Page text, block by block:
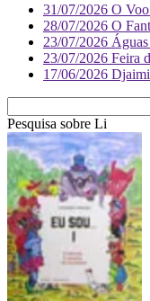
31/07/2026 O
28/07/2026 O
23/07/2026
23/07/2026 Feira
17/06/2026
Pesquisa sobre Literatura